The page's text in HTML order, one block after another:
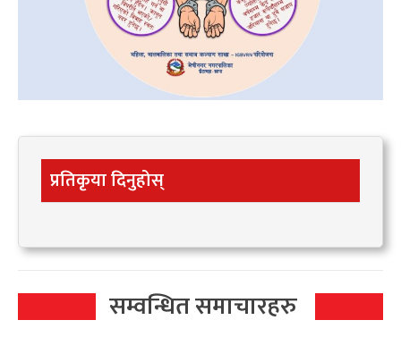
प्रतिकृया दिनुहोस्
सम्वन्धित समाचारहरु